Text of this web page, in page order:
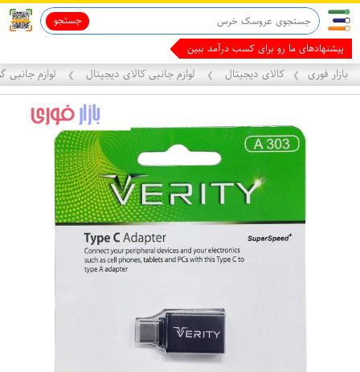
جستجو
پیشنهادهای ما رو برای کسب درآمد ببین
بازار فوری ❯ کالای دیجیتال ❯ لوازم جانبی کالای دیجیتال ❯ لوازم